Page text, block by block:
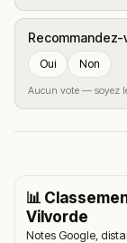
Recommandez-
Oui Non
Aucun vote — soyez
📊
Vilvorde
Notes Google,